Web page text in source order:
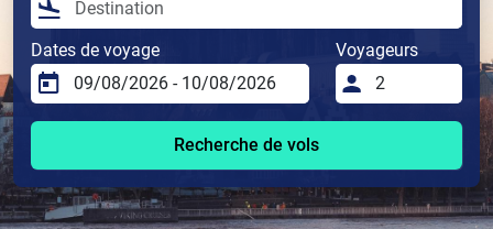
Dates de voyage Voyageurs
Recherche de vols